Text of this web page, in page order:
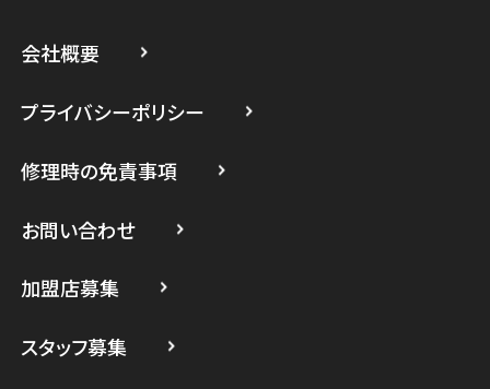
スマホスピタル たまプラーザ駅前
スマホスピタル 登戸・向ヶ丘遊園
スマホスピタル 武蔵小杉
スマホスピタル テルル上大岡
会社概要
プライバシーポリシー
修理時の免責事項
お問い合わせ
加盟店募集
スタッフ募集